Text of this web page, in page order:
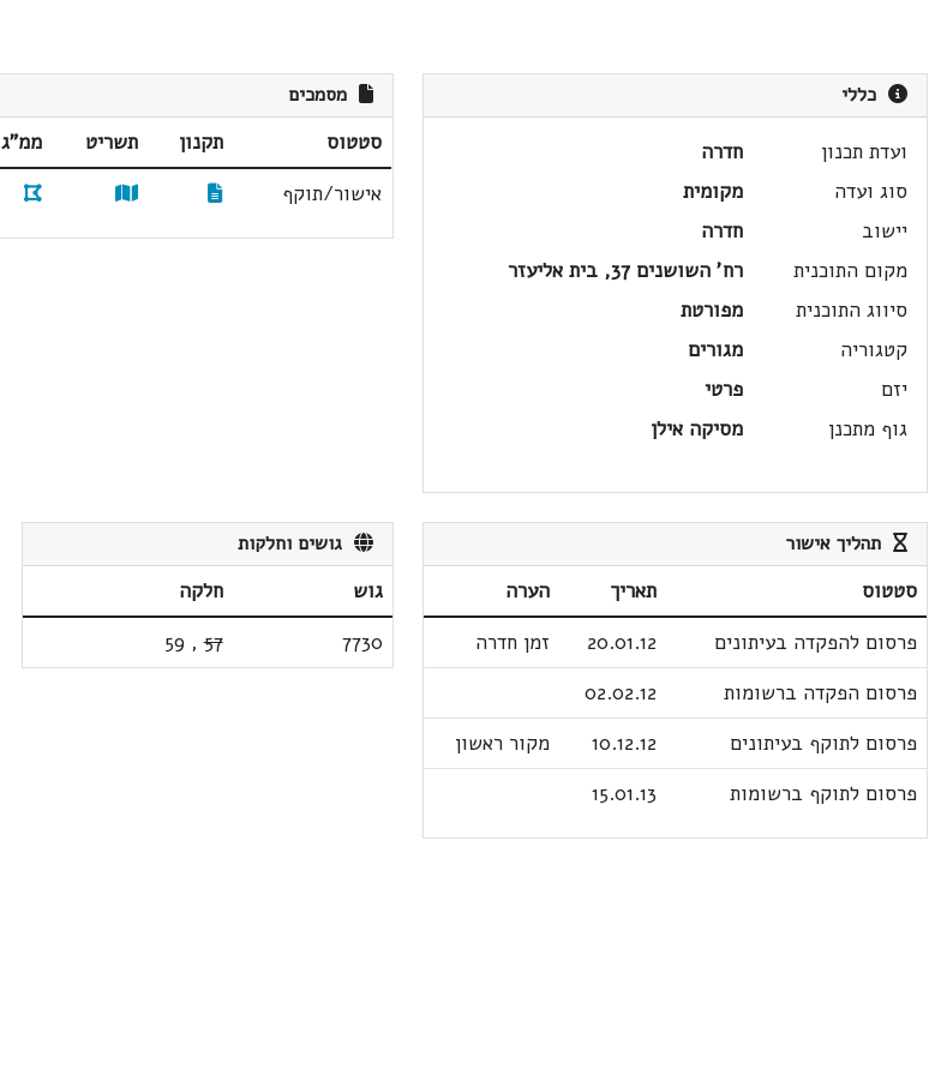
כללי
ועדת תכנון
חדרה
סוג ועדה
מקומית
יישוב
חדרה
מקום התוכנית
רח' השושנים 37, בית אליעזר
סיווג התוכנית
מפורטת
קטגוריה
מגורים
יזם
פרטי
גוף מתכנן
מסיקה אילן
מסמכים
סטטוס תקנון תשריט ממ"ג
אישור/תוקף
תהליך אישור
סטטוס תאריך
הערה
פרסום להפקדה בעיתונים
20.01.12
זמן חדרה
פרסום הפקדה ברשומות
02.02.12
פרסום לתוקף בעיתונים
10.12.12
מקור ראשון
פרסום לתוקף ברשומות
15.01.13
גושים וחלקות
גוש
חלקה
7730
57
,
59